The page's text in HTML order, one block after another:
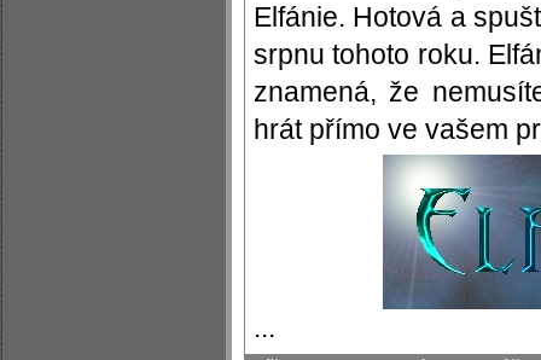
Elfánie. Hotová a
srpnu tohoto roku.
znamená, že
hrát přímo ve vašem
...